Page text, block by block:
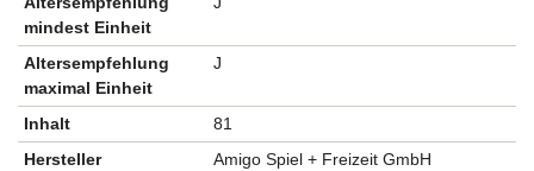
mindest Einheit
Altersempfehlung
maximal Einheit
J
Inhalt
81
Hersteller
Amigo Spiel + Freizeit GmbH